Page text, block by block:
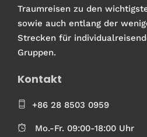
Traumreisen zu den
sowie auch entlang der
Strecken für
Gruppen.
Kontakt
+86 28 8503 0959
Mo.-Fr. 09:00-18:00 Uhr